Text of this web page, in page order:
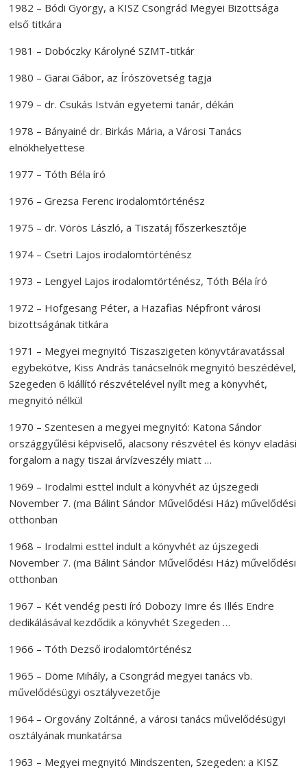
1982 – Bódi György, a KISZ Csongrád Megyei Bizottsága
első titkára
1981 – Dobóczky Károlyné SZMT-titkár
1980 – Garai Gábor, az Írószövetség tagja
1979 – dr. Csukás István egyetemi tanár, dékán
1978 – Bányainé dr. Birkás Mária, a Városi Tanács
elnökhelyettese
1977 – Tóth Béla író
1976 – Grezsa Ferenc irodalomtörténész
1975 – dr. Vörös László, a Tiszatáj főszerkesztője
1974 – Csetri Lajos irodalomtörténész
1973 – Lengyel Lajos irodalomtörténész, Tóth Béla író
1972 – Hofgesang Péter, a Hazafias Népfront városi
bizottságának titkára
1971 – Megyei megnyitó Tiszaszigeten könyvtáravatással
egybekötve, Kiss András tanácselnök megnyitó beszédével,
Szegeden 6 kiállító részvételével nyílt meg a könyvhét,
megnyitó nélkül
1970 – Szentesen a megyei megnyitó: Katona Sándor
országgyűlési képviselő, alacsony részvétel és könyv eladási
forgalom a nagy tiszai árvízveszély miatt …
1969 – Irodalmi esttel indult a könyvhét az újszegedi
November 7. (ma Bálint Sándor Művelődési Ház) művelődési
otthonban
1968 – Irodalmi esttel indult a könyvhét az újszegedi
November 7. (ma Bálint Sándor Művelődési Ház) művelődési
otthonban
1967 – Két vendég pesti író Dobozy Imre és Illés Endre
dedikálásával kezdődik a könyvhét Szegeden …
1966 – Tóth Dezső irodalomtörténész
1965 – Döme Mihály, a Csongrád megyei tanács vb.
művelődésügyi osztályvezetője
1964 – Orgovány Zoltánné, a városi tanács művelődésügyi
osztályának munkatársa
1963 – Megyei megnyitó Mindszenten, Szegeden: a KISZ